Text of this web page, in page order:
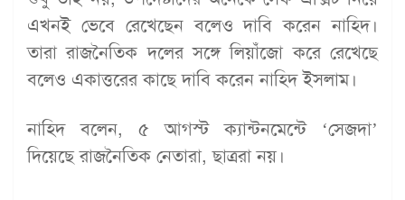
এখনই ভেবে রেখেছেন বলেও দাবি করেন নাহিদ।
তারা রাজনৈতিক দলের সঙ্গে লিয়াঁজো করে রেখেছে
বলেও একাত্তরের কাছে দাবি করেন নাহিদ ইসলাম।
নাহিদ বলেন, ৫ আগস্ট ক্যান্টনমেন্টে ‘সেজদা’
দিয়েছে রাজনৈতিক নেতারা, ছাত্ররা নয়।